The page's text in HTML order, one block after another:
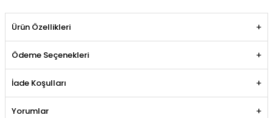
Ürün Özellikleri
Ödeme Seçenekleri
İade Koşulları
Yorumlar